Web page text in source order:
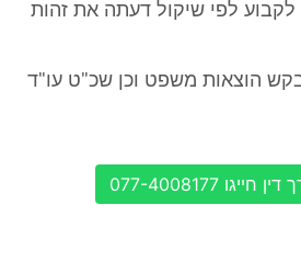
לפי שיקול דעתה את זהות
הוצאות משפט וכן שכ"ט עו"ד
077-4008177